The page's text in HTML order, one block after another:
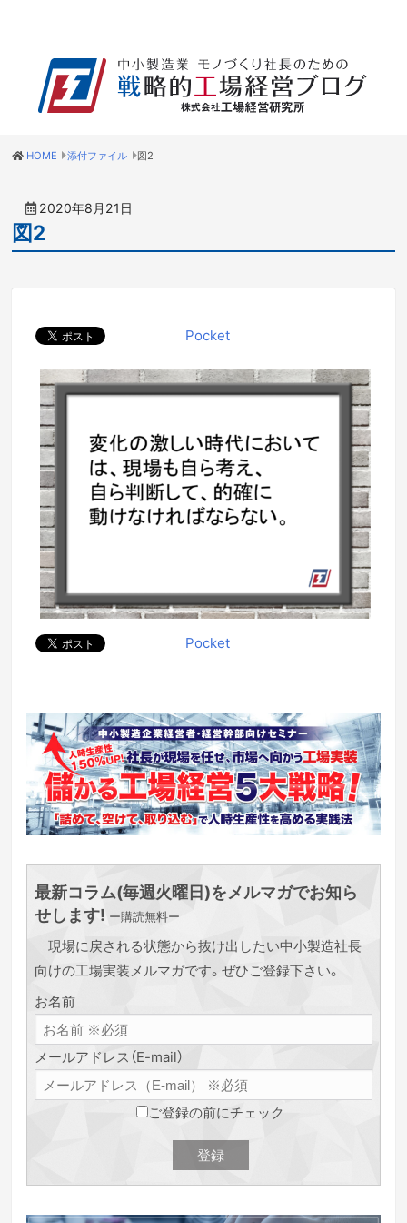
HOME 添付ファイル 図2
2020年8月21日
図2
Pocket
Pocket
最新コラム(毎週火曜日)をメルマガでお知ら
せします! ー購読無料ー
現場に戻される状態から抜け出したい中小製造社長
向けの工場実装メルマガです。ぜひご登録下さい。
お名前
メールアドレス（E-mail）
ご登録の前にチェック